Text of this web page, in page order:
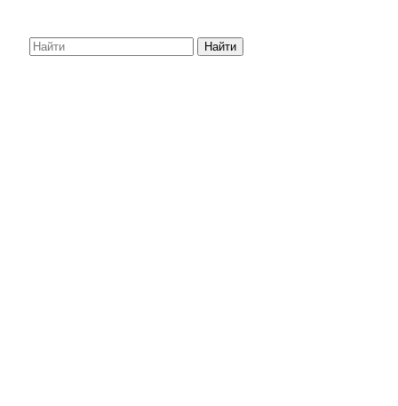
Найти